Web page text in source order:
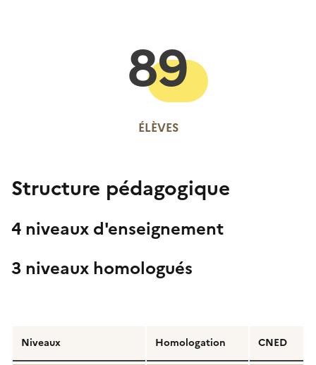
ÉLÈVES
89
Structure pédagogique
4 niveaux d'enseignement
3 niveaux homologués
de
Niveaux Homologation CNED